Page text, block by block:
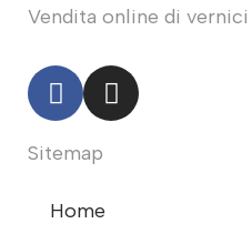
Vendita online di
Sitemap
Home